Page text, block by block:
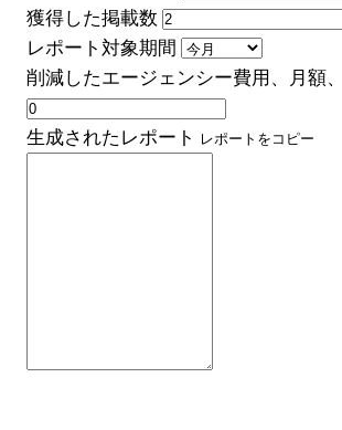
獲得した掲載数
レポート対象期間
削減したエージェンシー費用、月額
生成されたレポート レポートをコピー